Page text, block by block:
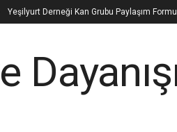
Yeşilyurt Derneği Kan Grubu Paylaşım Formu